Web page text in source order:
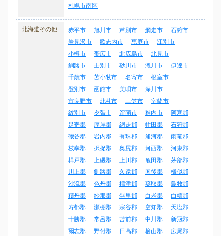
札幌市南区
北海道その他 赤平市 旭川市 芦別市 網走市
石狩市
岩見沢市
歌志内市 恵庭市
江別市
小樽市
帯広市 北広島市
北見市
釧路市
士別市 砂川市 滝川市
伊達市
千歳市
苫小牧市 名寄市
根室市
登別市
函館市 美唄市
深川市
富良野市
北斗市 三笠市
室蘭市
紋別市
夕張市 留萌市 稚内市
阿寒郡
足寄郡
厚岸郡 網走郡 虻田郡
石狩郡
磯谷郡
岩内郡 有珠郡 浦河郡
雨竜郡
枝幸郡
択捉郡 奥尻郡 河西郡
河東郡
樺戸郡
上磯郡 上川郡 亀田郡
茅部郡
川上郡
釧路郡 久遠郡 国後郡
様似郡
沙流郡
色丹郡 標津郡 蘂取郡
島牧郡
積丹郡
紗那郡 斜里郡 白老郡
白糠郡
寿都郡
瀬棚郡 宗谷郡 空知郡
天塩郡
十勝郡
常呂郡 苫前郡 中川郡
新冠郡
爾志郡
野付郡 日高郡 檜山郡
広尾郡